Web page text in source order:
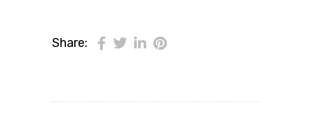
Share: